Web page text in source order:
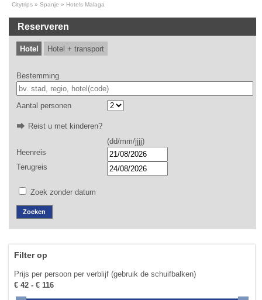
Citytrips Spanje Hotels Malaga
Reserveren
Hotel Hotel + transport
Bestemming
Aantal personen
Reist u met kinderen?
(dd/mm/jjjj)
Heenreis
Terugreis
Zoek zonder datum
Filter op
Prijs per persoon per verblijf (gebruik de schuifbalken)
€ 42 - € 116